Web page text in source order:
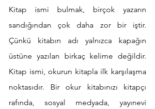
Kitap ismi bulmak, birçok yazarın
sandığından çok daha zor bir iştir.
Çünkü kitabın adı yalnızca kapağın
üstüne yazılan birkaç kelime değildir.
Kitap ismi, okurun kitapla ilk karşılaşma
noktasıdır. Bir okur kitabınızı kitapçı
rafında, sosyal medyada, yayınevi